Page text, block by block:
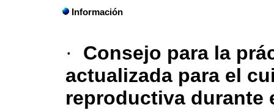
Información
·
Consejo para la
actualizada para el
reproductiva durante